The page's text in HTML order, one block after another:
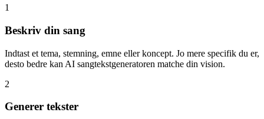
1
Beskriv din sang
Indtast et tema, stemning, emne eller koncept. Jo mere specifik du er,
desto bedre kan AI sangtekstgeneratoren matche din vision.
2
Generer tekster